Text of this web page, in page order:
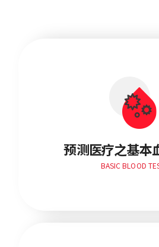
预测医疗之基本
BASIC BLOOD